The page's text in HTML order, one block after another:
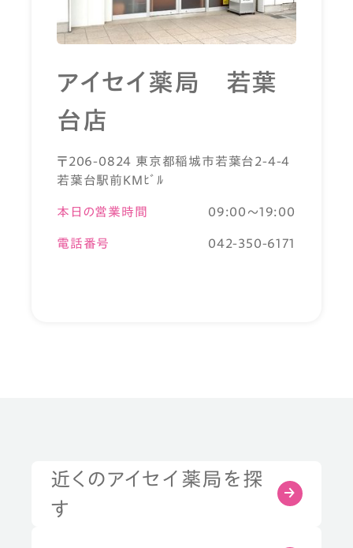
アイセイ薬局 若葉
台店
〒206-0824 東京都稲城市若葉台2-4-4
若葉台駅前KMﾋﾞﾙ
本日の営業時間 09:00～19:00
電話番号 042-350-6171
近くのアイセイ薬局を探
す